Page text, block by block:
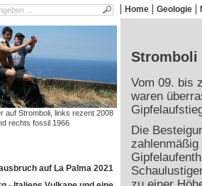
Home Geologie
auf Stromboli, links rezent 2008
rechts fossil 1966
auf La Palma 2021
Stromboli
Vom 09. bis
waren
Die